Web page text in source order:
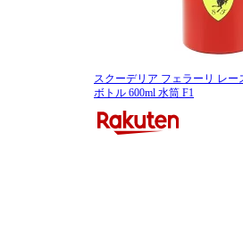
スクーデリア フェラーリ レー
ボトル 600ml 水筒 F1